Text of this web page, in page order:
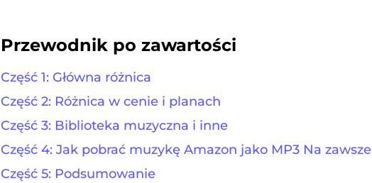
Przewodnik po zawartości
Część 1: Główna różnica
Część 2: Różnica w cenie i planach
Część 3: Biblioteka muzyczna i inne
Część 4: Jak pobrać muzykę Amazon jako MP3 Na zawsze
Część 5: Podsumowanie